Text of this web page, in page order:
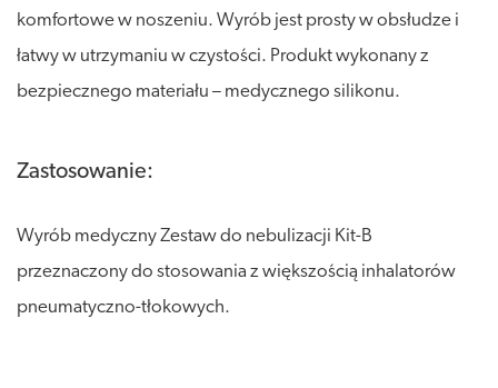
komfortowe w noszeniu. Wyrób jest prosty w obsłudze i
łatwy w utrzymaniu w czystości. Produkt wykonany z
bezpiecznego materiału – medycznego silikonu.
Zastosowanie:
Wyrób medyczny Zestaw do nebulizacji Kit-B
przeznaczony do stosowania z większością inhalatorów
pneumatyczno-tłokowych.